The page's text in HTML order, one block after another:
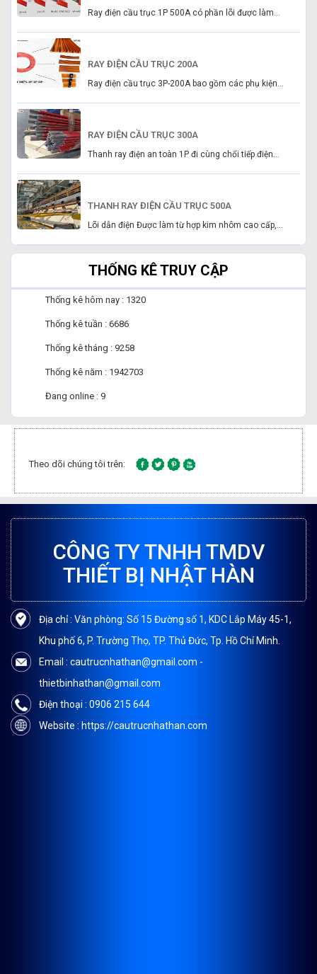
Ray điện cầu trục 1P 500A có phần lõi được làm...
RAY ĐIỆN CẦU TRỤC 200A
Ray điện cầu trục 3P-200A bao gồm các phụ kiện...
RAY ĐIỆN CẦU TRỤC 300A
Thanh ray điện an toàn 1P đi cùng chổi tiếp điện...
THANH RAY ĐIỆN CẦU TRỤC 500A
Lõi dẫn điện Được làm từ hợp kim nhôm cao cấp,...
THỐNG KÊ TRUY CẬP
Thống kê hôm nay : 1320
Thống kê tuần : 6686
Thống kê tháng : 9258
Thống kê năm : 1942703
Đang online : 9
Theo dõi chúng tôi trên:
CÔNG TY TNHH TMDV
THIẾT BỊ NHẬT HÀN
Địa chỉ : Văn phòng: Số 15 Đường số 1, KDC Lắp Máy 45-1,
Khu phố 6, P. Trường Thọ, TP. Thủ Đức, Tp. Hồ Chí Minh.
Email : cautrucnhathan@gmail.com -
thietbinhathan@gmail.com
Điện thoại : 0906 215 644
Website : https://cautrucnhathan.com